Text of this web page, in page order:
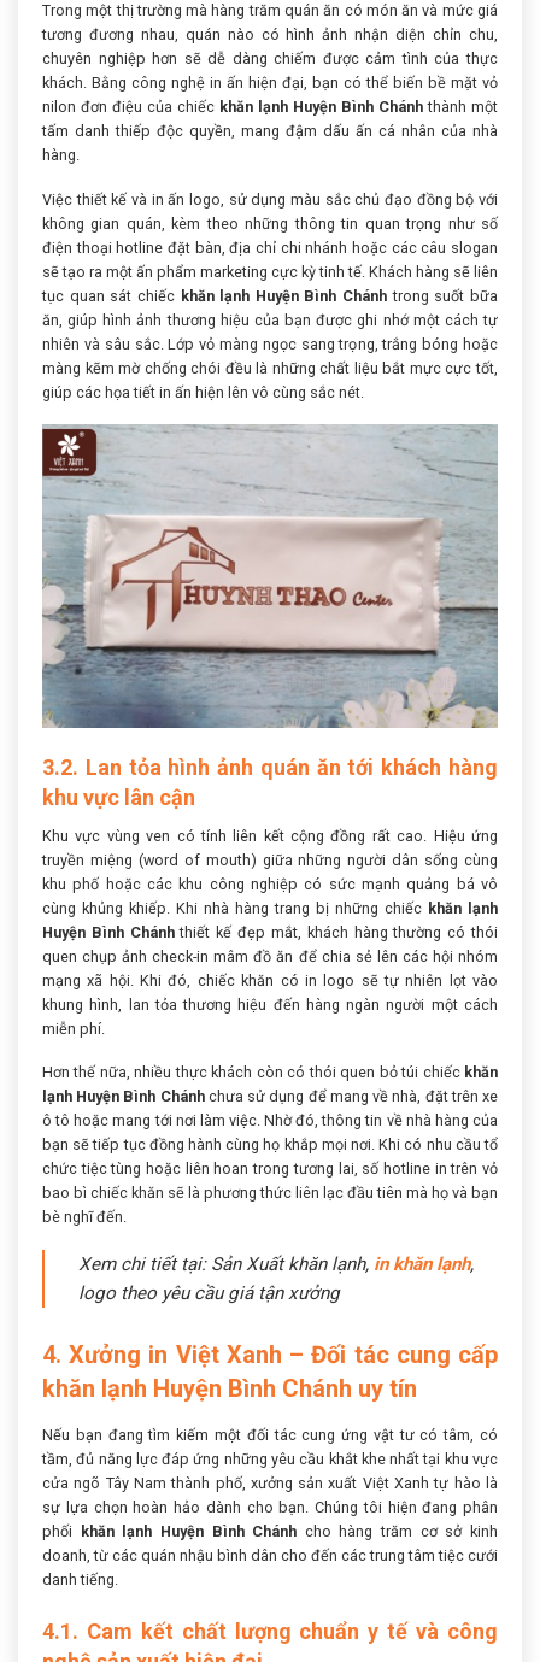
Trong một thị trường mà hàng trăm quán ăn có món ăn và mức giá
tương đương nhau, quán nào có hình ảnh nhận diện chỉn chu,
chuyên nghiệp hơn sẽ dễ dàng chiếm được cảm tình của thực
khách. Bằng công nghệ in ấn hiện đại, bạn có thể biến bề mặt vỏ
nilon đơn điệu của chiếc khăn lạnh Huyện Bình Chánh thành một
tấm danh thiếp độc quyền, mang đậm dấu ấn cá nhân của nhà
hàng.
Việc thiết kế và in ấn logo, sử dụng màu sắc chủ đạo đồng bộ với
không gian quán, kèm theo những thông tin quan trọng như số
điện thoại hotline đặt bàn, địa chỉ chi nhánh hoặc các câu slogan
sẽ tạo ra một ấn phẩm marketing cực kỳ tinh tế. Khách hàng sẽ liên
tục quan sát chiếc khăn lạnh Huyện Bình Chánh trong suốt bữa
ăn, giúp hình ảnh thương hiệu của bạn được ghi nhớ một cách tự
nhiên và sâu sắc. Lớp vỏ màng ngọc sang trọng, trắng bóng hoặc
màng kẽm mờ chống chói đều là những chất liệu bắt mực cực tốt,
giúp các họa tiết in ấn hiện lên vô cùng sắc nét.
3.2. Lan tỏa hình ảnh quán ăn tới khách hàng
khu vực lân cận
Khu vực vùng ven có tính liên kết cộng đồng rất cao. Hiệu ứng
truyền miệng (word of mouth) giữa những người dân sống cùng
khu phố hoặc các khu công nghiệp có sức mạnh quảng bá vô
cùng khủng khiếp. Khi nhà hàng trang bị những chiếc khăn lạnh
Huyện Bình Chánhthiết kế đẹp mắt, khách hàng thường có thói
quen chụp ảnh check-in mâm đồ ăn để chia sẻ lên các hội nhóm
mạng xã hội. Khi đó, chiếc khăn có in logo sẽ tự nhiên lọt vào
khung hình, lan tỏa thương hiệu đến hàng ngàn người một cách
miễn phí.
Hơn thế nữa, nhiều thực khách còn có thói quen bỏ túi chiếc khăn
lạnh Huyện Bình Chánhchưa sử dụng để mang về nhà, đặt trên xe
ô tô hoặc mang tới nơi làm việc. Nhờ đó, thông tin về nhà hàng của
bạn sẽ tiếp tục đồng hành cùng họ khắp mọi nơi. Khi có nhu cầu tổ
chức tiệc tùng hoặc liên hoan trong tương lai, số hotline in trên vỏ
bao bì chiếc khăn sẽ là phương thức liên lạc đầu tiên mà họ và bạn
bè nghĩ đến.
Xem chi tiết tại: Sản Xuất khăn lạnh, in khăn lạnh,
logo theo yêu cầu giá tận xưởng
4. Xưởng in Việt Xanh – Đối tác cung cấp
khăn lạnh Huyện Bình Chánh uy tín
Nếu bạn đang tìm kiếm một đối tác cung ứng vật tư có tâm, có
tầm, đủ năng lực đáp ứng những yêu cầu khắt khe nhất tại khu vực
cửa ngõ Tây Nam thành phố, xưởng sản xuất Việt Xanh tự hào là
sự lựa chọn hoàn hảo dành cho bạn. Chúng tôi hiện đang phân
phối
khăn lạnh Huyện Bình Chánh cho hàng trăm cơ sở kinh
doanh, từ các quán nhậu bình dân cho đến các trung tâm tiệc cưới
danh tiếng.
4.1. Cam kết chất lượng chuẩn y tế và công